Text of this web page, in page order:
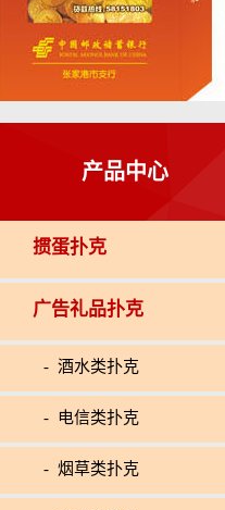
产品中心
掼蛋扑克
广告礼品扑克
- 酒水类扑克
- 电信类扑克
- 烟草类扑克